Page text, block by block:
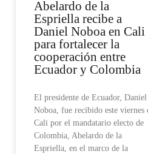
Abelardo de la
Espriella recibe a
Daniel Noboa en Cali
para fortalecer la
cooperación entre
Ecuador y Colombia
El presidente de Ecuador, Daniel
Noboa, fue recibido este viernes
Cali por el mandatario electo de
Colombia, Abelardo de la
Espriella, en el marco de la